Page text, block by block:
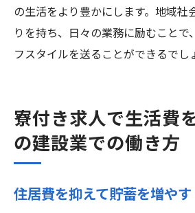
の生活をより豊かにします。地域社
りを持ち、日々の業務に励むことで
フスタイルを送ることができるでし
寮付き求人で生活費
の建設業での働き方
住居費を抑えて貯蓄を増やす